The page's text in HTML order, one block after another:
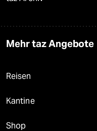
Mehr taz Angebote
Reisen
Kantine
Shop